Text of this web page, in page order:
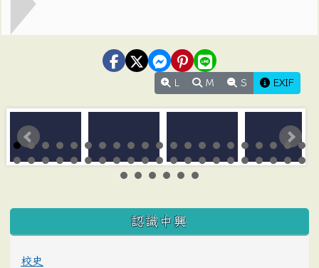
M S EXIF
:::
認識中興
校史